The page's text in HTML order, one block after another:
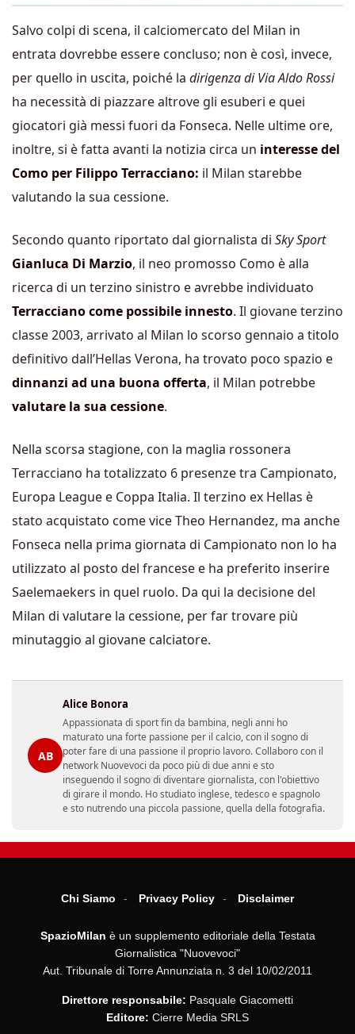
Salvo colpi di scena, il calciomercato del Milan in
entrata dovrebbe essere concluso; non è così, invece,
per quello in uscita, poiché la dirigenza di Via Aldo Rossi
ha necessità di piazzare altrove gli esuberi e quei
giocatori già messi fuori da Fonseca. Nelle ultime ore,
inoltre, si è fatta avanti la notizia circa un interesse del
Como per Filippo Terracciano: il Milan starebbe
valutando la sua cessione.
Secondo quanto riportato dal giornalista di Sky Sport
Gianluca Di Marzio, il neo promosso Como è alla
ricerca di un terzino sinistro e avrebbe individuato
Terracciano come possibile innesto. Il giovane terzino
classe 2003, arrivato al Milan lo scorso gennaio a titolo
definitivo dall’Hellas Verona, ha trovato poco spazio e
dinnanzi ad una buona offerta, il Milan potrebbe
valutare la sua cessione.
Nella scorsa stagione, con la maglia rossonera
Terracciano ha totalizzato 6 presenze tra Campionato,
Europa League e Coppa Italia. Il terzino ex Hellas è
stato acquistato come vice Theo Hernandez, ma anche
Fonseca nella prima giornata di Campionato non lo ha
utilizzato al posto del francese e ha preferito inserire
Saelemaekers in quel ruolo. Da qui la decisione del
Milan di valutare la cessione, per far trovare più
minutaggio al giovane calciatore.
AB
Alice Bonora
Appassionata di sport fin da bambina, negli anni ho
maturato una forte passione per il calcio, con il sogno di
poter fare di una passione il proprio lavoro. Collaboro con il
network Nuovevoci da poco più di due anni e sto
inseguendo il sogno di diventare giornalista, con l'obiettivo
di girare il mondo. Ho studiato inglese, tedesco e spagnolo
e sto nutrendo una piccola passione, quella della fotografia.
Chi Siamo Privacy Policy Disclaimer
SpazioMilan è un supplemento editoriale della Testata
Giornalistica "Nuovevoci"
Aut. Tribunale di Torre Annunziata n. 3 del 10/02/2011
Direttore responsabile: Pasquale Giacometti
Editore: Cierre Media SRLS